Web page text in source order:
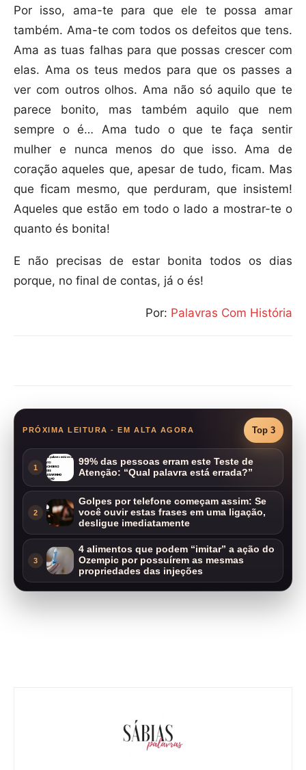
Por isso, ama-te para que ele te possa amar
também. Ama-te com todos os defeitos que tens.
Ama as tuas falhas para que possas crescer com
elas. Ama os teus medos para que os passes a
ver com outros olhos. Ama não só aquilo que te
parece bonito, mas também aquilo que nem
sempre o é… Ama tudo o que te faça sentir
mulher e nunca menos do que isso. Ama de
coração aqueles que, apesar de tudo, ficam. Mas
que ficam mesmo, que perduram, que insistem!
Aqueles que estão em todo o lado a mostrar-te o
quanto és bonita!
E não precisas de estar bonita todos os dias
porque, no final de contas, já o és!
Por: Palavras Com História
PRÓXIMA LEITURA - EM ALTA AGORA Top 3
1
99% das pessoas erram este Teste de
Atenção: “Qual palavra está errada?”
2
Golpes por telefone começam assim: Se
você ouvir estas frases em uma ligação,
desligue imediatamente
3
4 alimentos que podem “imitar” a ação do
Ozempic por possuírem as mesmas
propriedades das injeções